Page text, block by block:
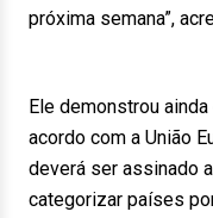
próxima semana”,
Ele demonstrou
acordo com a União
deverá ser assinado
categorizar países